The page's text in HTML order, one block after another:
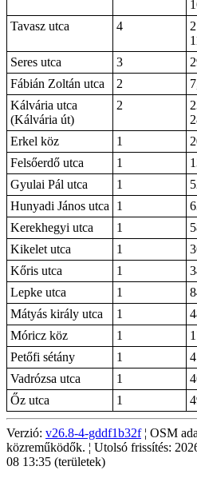
Tavasz utca
4
Seres utca
3
Fábián Zoltán utca
2
Kálvária utca
(Kálvária út)
2
Erkel köz
1
Felsőerdő utca
1
Gyulai Pál utca
1
Hunyadi János utca
1
Kerekhegyi utca
1
Kikelet utca
1
Kőris utca
1
Lepke utca
1
Mátyás király utca
1
Móricz köz
1
Petőfi sétány
1
Vadrózsa utca
1
Őz utca
1
Verzió: v26.8-4-gddf1b32f¦ OSM
közreműködők. ¦ Utolsó frissítés:
08 13:35 (területek)